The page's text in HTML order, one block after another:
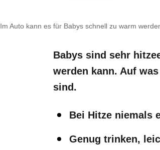
Im Auto kann es für Babys schnell zu warm
Babys sind sehr
werden kann. Auf
sind.
Bei Hitze niemals
Genug trinken,